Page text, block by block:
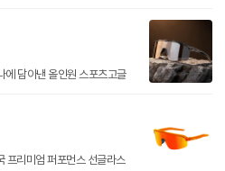
에 담아낸 올인원 스포츠고글
리미엄 퍼포먼스 선글라스